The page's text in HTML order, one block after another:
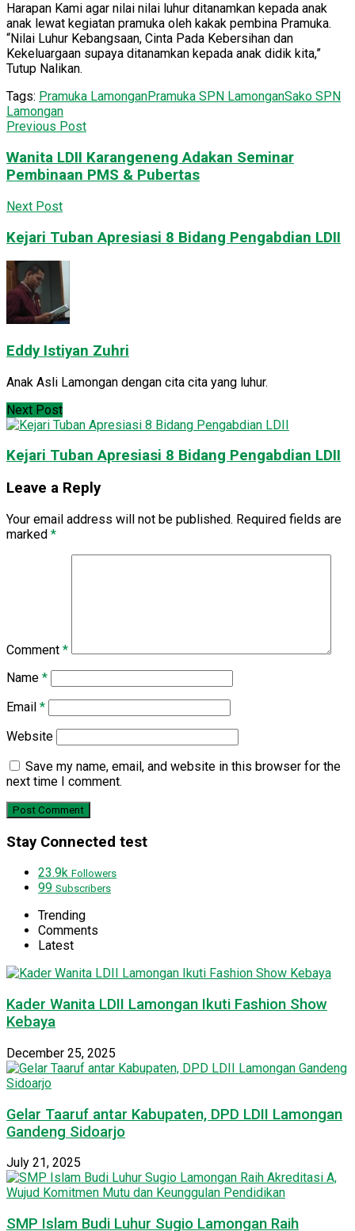
Harapan Kami agar nilai nilai luhur ditanamkan kepada anak
anak lewat kegiatan pramuka oleh kakak pembina Pramuka.
“Nilai Luhur Kebangsaan, Cinta Pada Kebersihan dan
Kekeluargaan supaya ditanamkan kepada anak didik kita,”
Tutup Nalikan.
Tags: Pramuka LamonganPramuka SPN LamonganSako SPN
Lamongan
Previous Post
Wanita LDII Karangeneng Adakan Seminar
Pembinaan PMS & Pubertas
Next Post
Kejari Tuban Apresiasi 8 Bidang Pengabdian LDII
Eddy Istiyan Zuhri
Anak Asli Lamongan dengan cita cita yang luhur.
Next Post
Kejari Tuban Apresiasi 8 Bidang Pengabdian LDII
Leave a Reply
Your email address will not be published. Required fields are
marked *
Comment *
Name *
Email *
Website
Save my name, email, and website in this browser for the
next time I comment.
Stay Connected test
23.9k Followers
99 Subscribers
Trending
Comments
Latest
Kader Wanita LDII Lamongan Ikuti Fashion Show
Kebaya
December 25, 2025
Gelar Taaruf antar Kabupaten, DPD LDII Lamongan
Gandeng Sidoarjo
July 21, 2025
SMP Islam Budi Luhur Sugio Lamongan Raih